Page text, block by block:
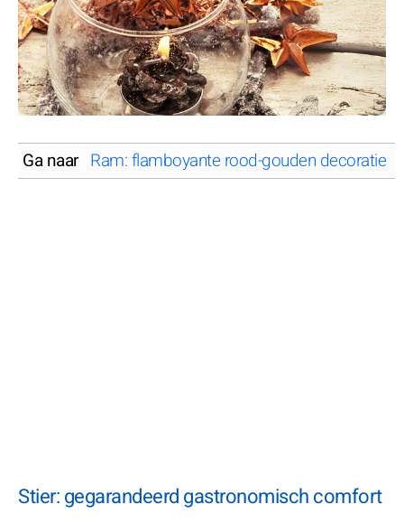
Ga naar Ram: flamboyante rood-gouden decoratie
Stier: gegarandeerd gastronomisch comfort